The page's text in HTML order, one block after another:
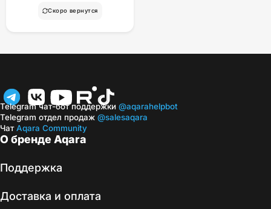
Скоро вернутся
О бренде Aqara
Поддержка
Доставка и оплата
Telegram чат-бот поддержки @aqarahelpbot
Telegram отдел продаж @salesaqara
ЧатAqara Community